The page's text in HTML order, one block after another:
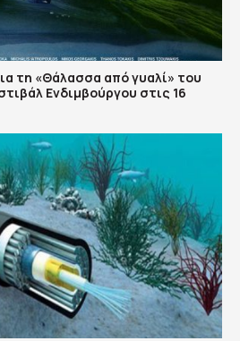
τη «Θάλασσα από γυαλί» του
Ενδιμβούργου στις 16